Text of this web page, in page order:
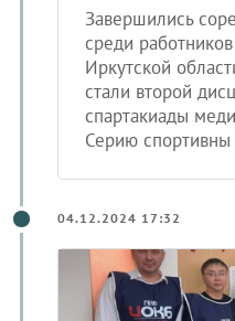
Завершились
среди
Иркутской
стали второй
спартакиады
Серию спортивны
04.12.2024 17:32